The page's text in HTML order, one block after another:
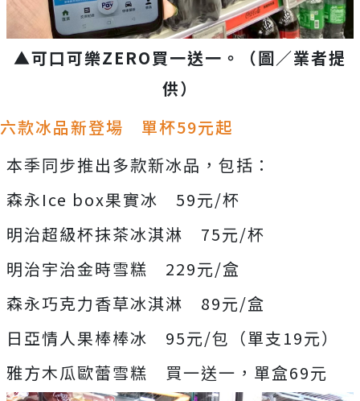
▲可口可樂ZERO買一送一。（圖／業者提
供）
六款冰品新登場 單杯59元起
本季同步推出多款新冰品，包括：
森永Ice box果實冰 59元/杯
明治超級杯抹茶冰淇淋 75元/杯
明治宇治金時雪糕 229元/盒
森永巧克力香草冰淇淋 89元/盒
日亞情人果棒棒冰 95元/包（單支19元）
雅方木瓜歐蕾雪糕 買一送一，單盒69元